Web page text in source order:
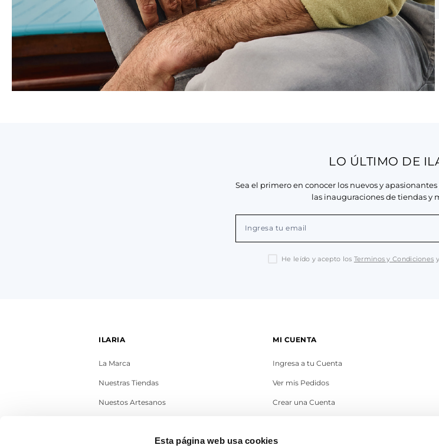
Esta página web usa cookies
LO ÚLTIMO DE
Sea el primero en conocer los nuevos y
las inauguraciones de tiendas y
He leído y acepto los Terminos y Condiciones
ILARIA
La Marca
Nuestras Tiendas
Nuestos Artesanos
Trabaja con nosotros
MI CUENTA
Ingresa a tu Cuenta
Ver mis Pedidos
Crear una Cuenta